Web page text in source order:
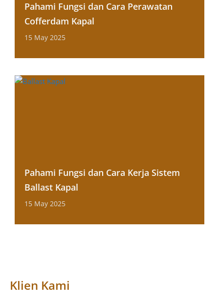
Pahami Fungsi dan Cara Perawatan
Cofferdam Kapal
15 May 2025
Pahami Fungsi dan Cara Kerja Sistem
Ballast Kapal
15 May 2025
Klien Kami